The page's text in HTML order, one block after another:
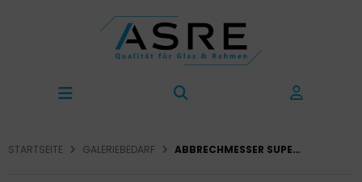
STARTSEITE GALERIEBEDARF ABBRECHMESSER SUPERCUT 18 MM